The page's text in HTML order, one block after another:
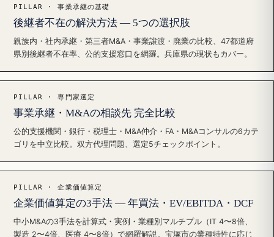
PILLAR · 事業承継の基礎
後継者不在の解決方法 — 5つの選択肢
親族内・社内承継・第三者M&A・事業譲渡・廃業の比較、47都道府
県別後継者不在率、公的支援窓口を網羅。兵庫県の現状もカバー。
PILLAR · 専門家選定
事業承継・M&Aの相談先 完全比較
公的支援機関・銀行・税理士・M&A仲介・FA・M&Aコンサルの6カテ
ゴリを中立比較。双方代理問題、選定5チェックポイント。
PILLAR · 企業価値算定
企業価値算定の3手法 — 年買法・EV/EBITDA・DCF
中小M&Aの3手法を計算式・実例・業種別マルチプル（IT 4〜8倍、
製造 2〜4倍、医療 4〜8倍）で網羅解説。宝塚市の業種特性に応じ